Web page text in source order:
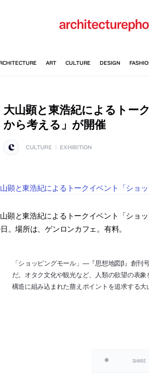
大山顕と東浩紀によるトー
から考える」が開催
CULTURE EXHIBITION
顕と東浩紀によるトークイベント「ショ
顕と東浩紀によるトークイベント「ショ
。場所は、ゲンロンカフェ。有料。
「ショッピングモール」—『思想地図β』創刊
だ。オタク文化や観光など、人類の欲望の表
構造に組み込まれた萠えポイントを追求する
SHARE